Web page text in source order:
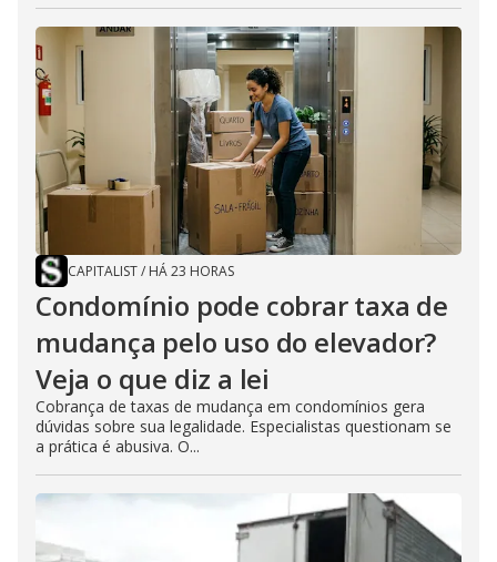
CAPITALIST/ HÁ 23 HORAS
Condomínio pode cobrar taxa de
mudança pelo uso do elevador?
Veja o que diz a lei
Cobrança de taxas de mudança em condomínios gera
dúvidas sobre sua legalidade. Especialistas questionam se
a prática é abusiva. O...